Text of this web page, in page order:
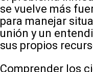
se vuelve más
para manejar
unión y un
sus propios
Comprender los